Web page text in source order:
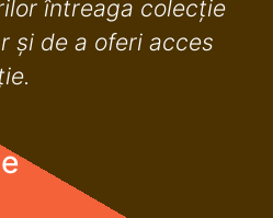
întreaga colecţie
şi de a oferi acces